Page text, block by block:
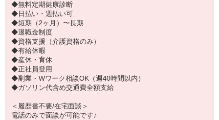
◆無料定期健康診断
◆日払い・週払い可
◆短期（2ヶ月）〜長期
◆退職金制度
◆資格支援（介護資格のみ）
◆有給休暇
◆産休・育休
◆正社員登用
◆副業・Wワーク相談OK（週40時間以内）
◆ガソリン代含め交通費全額支給
＜履歴書不要/在宅面談＞
電話のみで面談が可能です♪